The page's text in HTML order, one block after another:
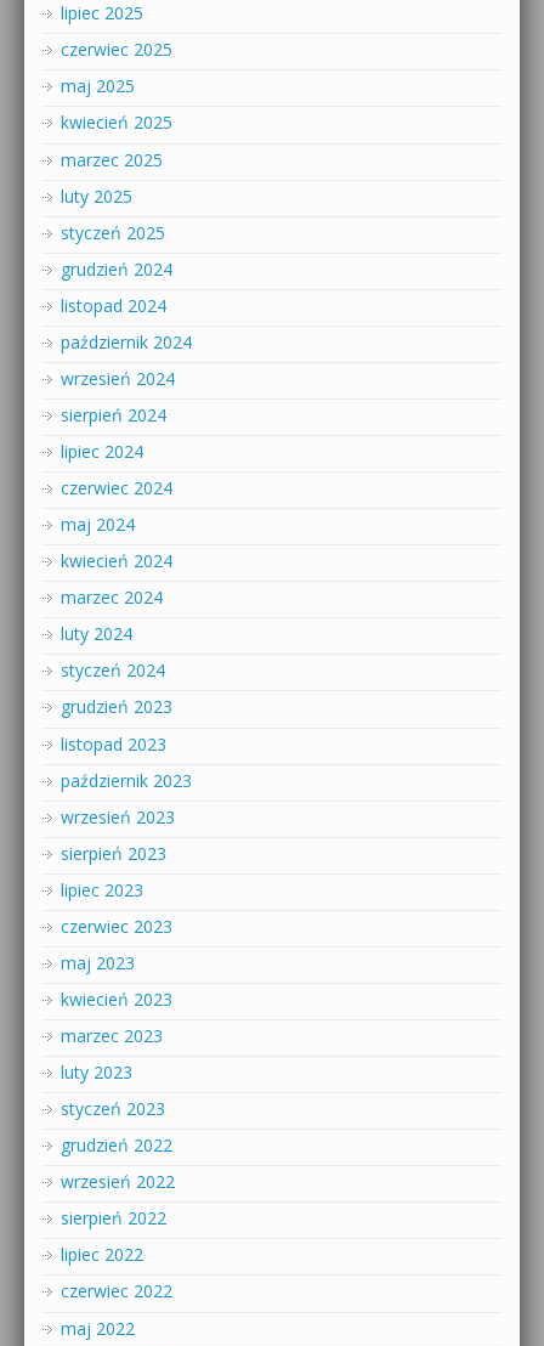
lipiec 2025
czerwiec 2025
maj 2025
kwiecień 2025
marzec 2025
luty 2025
styczeń 2025
grudzień 2024
listopad 2024
październik 2024
wrzesień 2024
sierpień 2024
lipiec 2024
czerwiec 2024
maj 2024
kwiecień 2024
marzec 2024
luty 2024
styczeń 2024
grudzień 2023
listopad 2023
październik 2023
wrzesień 2023
sierpień 2023
lipiec 2023
czerwiec 2023
maj 2023
kwiecień 2023
marzec 2023
luty 2023
styczeń 2023
grudzień 2022
wrzesień 2022
sierpień 2022
lipiec 2022
czerwiec 2022
maj 2022